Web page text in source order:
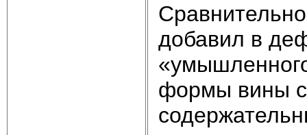
добавил в
формы вины